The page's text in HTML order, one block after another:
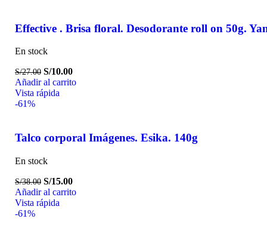
Effective . Brisa floral. Desodorante roll on 50g.
En stock
S/27.00 S/10.00
Añadir al carrito
Vista rápida
-61%
Talco corporal Imágenes. Esika. 140g
En stock
S/38.00 S/15.00
Añadir al carrito
Vista rápida
-61%